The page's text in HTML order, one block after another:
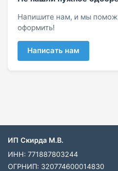
Напишите нам, и мы
оформить!
Написать нам
ИП Скирда М.В.
ИНН: 771887803244
ОГРНИП: 320774600014830